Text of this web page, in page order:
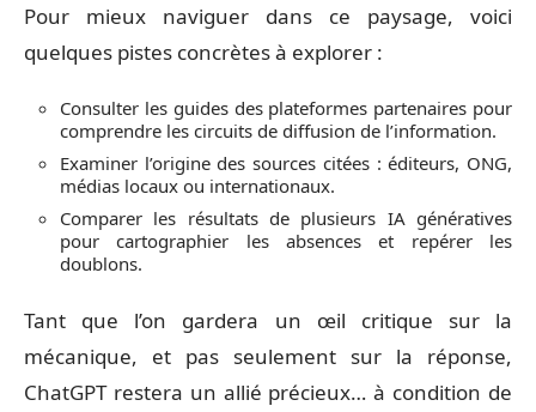
Pour mieux naviguer dans ce paysage, voici
quelques pistes concrètes à explorer :
Consulter les guides des plateformes partenaires pour
comprendre les circuits de diffusion de l’information.
Examiner l’origine des sources citées : éditeurs, ONG,
médias locaux ou internationaux.
Comparer les résultats de plusieurs IA génératives
pour cartographier les absences et repérer les
doublons.
Tant que l’on gardera un œil critique sur la
mécanique, et pas seulement sur la réponse,
ChatGPT restera un allié précieux… à condition de